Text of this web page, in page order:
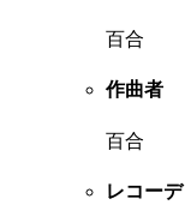
百合
作曲者
百合
レコー